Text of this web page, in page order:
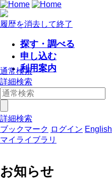
履歴を消去して終了
探す・調べる
申し込む
利用案内
通常検索
詳細検索
詳細検索
ブックマーク ログイン English
マイライブラリ
お知らせ